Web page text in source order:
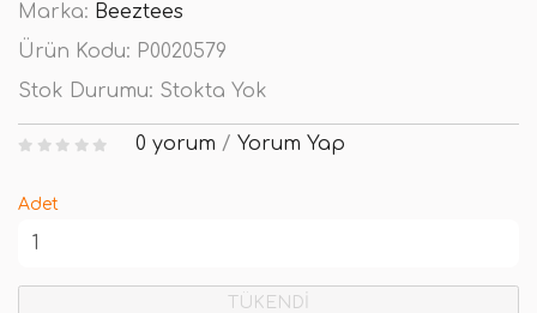
Marka: Beeztees
Ürün Kodu: P0020579
Stok Durumu: Stokta Yok
0 yorum / Yorum Yap
Adet
TÜKENDİ